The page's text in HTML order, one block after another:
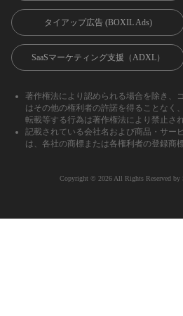
タイアップ広告 (BOXIL Ads)
SaaSマーケティング支援（ADXL）
著作権法により認められる場合を除き、
はその他の権利者の許諾を得ることなく
転載等する行為は著作権法により禁止さ
記載されている会社名および商品・サー
は、各社の商標または各権利者の登録商標
Copyright ©︎ 2026 All Rights Reserved